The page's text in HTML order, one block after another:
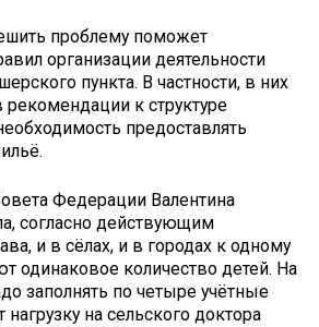
проблему поможет
организации деятельности
пункта. В частности, в них
к структуре
предоставлять
Федерации Валентина
согласно действующим
и в сёлах, и в городах к одному
одинаковое количество детей. На
заполнять по четыре учётные
на сельского доктора